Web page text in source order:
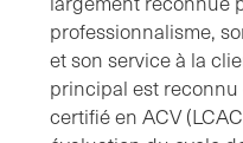
professionnalisme,
et son service à la
principal est
certifié en ACV